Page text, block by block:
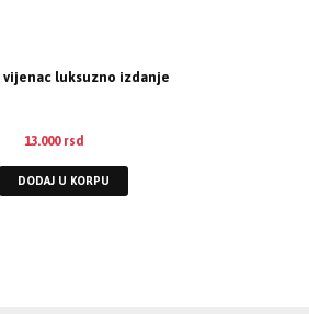
vijenac luksuzno izdanje
13.000 rsd
DODAJ U KORPU